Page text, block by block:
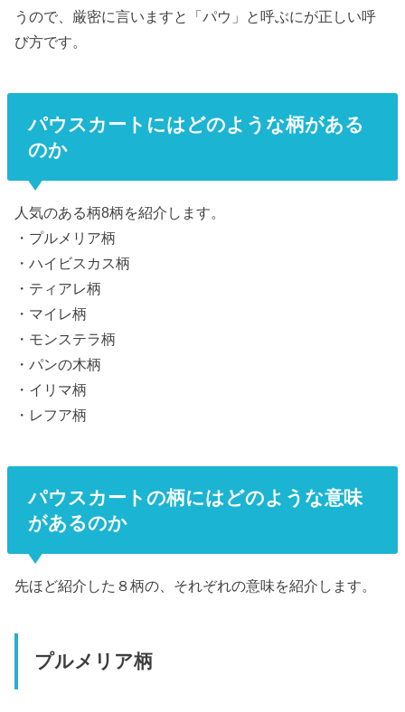
うので、厳密に言いますと「パウ」と呼ぶにが正しい呼
び方です。
パウスカートにはどのような柄がある
のか
人気のある柄8柄を紹介します。
・プルメリア柄
・ハイビスカス柄
・ティアレ柄
・マイレ柄
・モンステラ柄
・パンの木柄
・イリマ柄
・レフア柄
パウスカートの柄にはどのような意味
があるのか
先ほど紹介した８柄の、それぞれの意味を紹介します。
プルメリア柄